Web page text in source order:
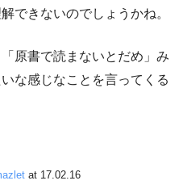
できないのでしょうかね。
原書で読まないとだめ」み
な感じなことを言ってくる
at 17.02.16